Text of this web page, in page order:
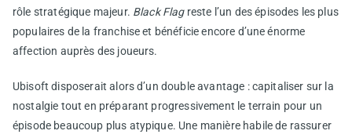
rôle stratégique majeur. Black Flagreste l’un des épisodes les plus
populaires de la franchise et bénéficie encore d’une énorme
affection auprès des joueurs.
Ubisoft disposerait alors d’un double avantage : capitaliser sur la
nostalgie tout en préparant progressivement le terrain pour un
épisode beaucoup plus atypique. Une manière habile de rassurer